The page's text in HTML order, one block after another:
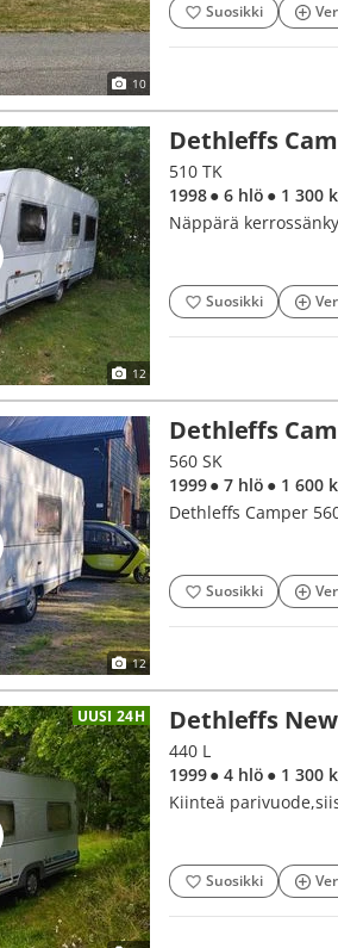
10
Suosikki
12
Dethleffs
510 TK
1998● 6 hlö ● 1 300
Näppärä
Suosikki
12
Dethleffs
560 SK
1999● 7 hlö ● 1 600
Dethleffs Camper
Suosikki
UUSI 24H Dethleffs
440 L
1999● 4 hlö ● 1 300
Kiinteä
Suosikki